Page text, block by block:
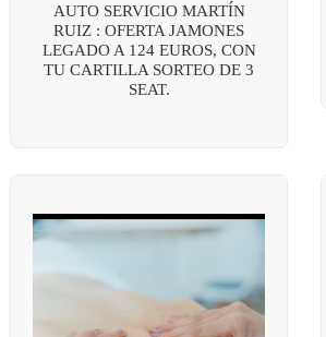
AUTO SERVICIO MARTÍN
RUIZ : OFERTA JAMONES
LEGADO A 124 EUROS, CON
TU CARTILLA SORTEO DE 3
SEAT.